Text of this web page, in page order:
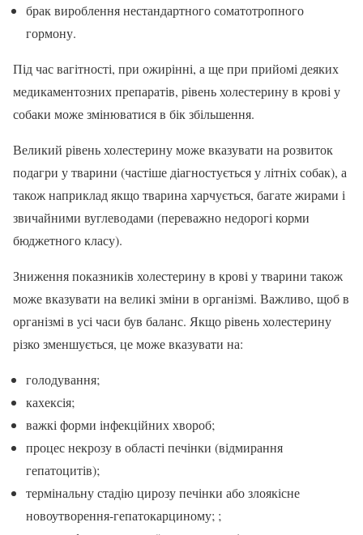
брак вироблення нестандартного соматотропного
гормону.
Під час вагітності, при ожирінні, а ще при прийомі деяких
медикаментозних препаратів, рівень холестерину в крові у
собаки може змінюватися в бік збільшення.
Великий рівень холестерину може вказувати на розвиток
подагри у тварини (частіше діагностується у літніх собак), а
також наприклад якщо тварина харчується, багате жирами і
звичайними вуглеводами (переважно недорогі корми
бюджетного класу).
Зниження показників холестерину в крові у тварини також
може вказувати на великі зміни в організмі. Важливо, щоб в
організмі в усі часи був баланс. Якщо рівень холестерину
різко зменшується, це може вказувати на:
голодування;
кахексія;
важкі форми інфекційних хвороб;
процес некрозу в області печінки (відмирання
гепатоцитів);
термінальну стадію цирозу печінки або злоякісне
новоутворення-гепатокарциному; ;